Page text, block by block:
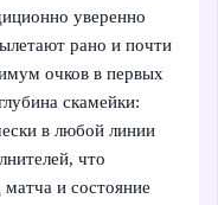
уверенно
рано и почти
очков в первых
скамейки:
в любой линии
что
матча и состояние